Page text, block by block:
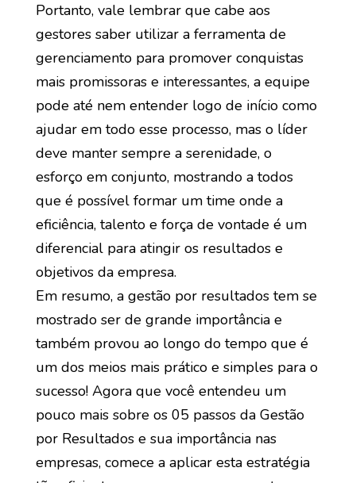
Portanto, vale lembrar que cabe aos
gestores saber utilizar a ferramenta de
gerenciamento para promover conquistas
mais promissoras e interessantes, a equipe
pode até nem entender logo de início como
ajudar em todo esse processo, mas o líder
deve manter sempre a serenidade, o
esforço em conjunto, mostrando a todos
que é possível formar um time onde a
eficiência, talento e força de vontade é um
diferencial para atingir os resultados e
objetivos da empresa.
Em resumo, a gestão por resultados tem se
mostrado ser de grande importância e
também provou ao longo do tempo que é
um dos meios mais prático e simples para o
sucesso! Agora que você entendeu um
pouco mais sobre os 05 passos da Gestão
por Resultados e sua importância nas
empresas, comece a aplicar esta estratégia